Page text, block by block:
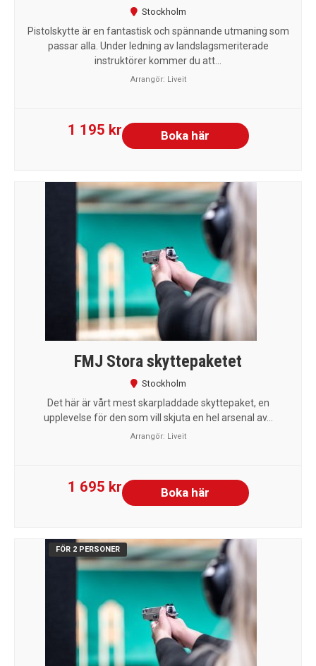
Stockholm
Pistolskytte är en fantastisk och spännande utmaning som
passar alla. Under ledning av landslagsmeriterade
instruktörer kommer du att...
Arrangör: Liveit
1 195 kr Boka här
FMJ Stora skyttepaketet
Stockholm
Det här är vårt mest skarpladdade skyttepaket, en
upplevelse för den som vill skjuta en hel arsenal av...
Arrangör: Liveit
1 695 kr Boka här
FÖR 2 PERSONER